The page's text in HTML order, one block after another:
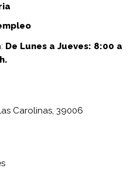
De Lunes a Jueves: 8:00 a
Carolinas, 39006